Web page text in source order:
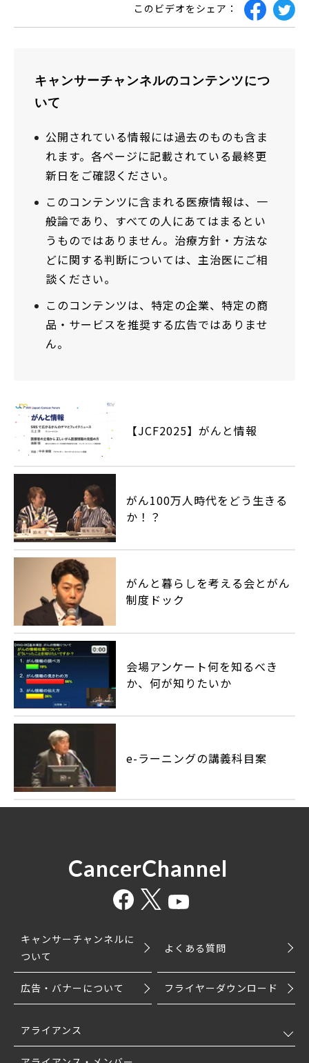
このビデオをシェア：
キャンサーチャンネルのコンテンツにつ
いて
公開されている情報には過去のものも含ま
れます。各ページに記載されている最終更
新日をご確認ください。
このコンテンツに含まれる医療情報は、一
般論であり、すべての人にあてはまるとい
うものではありません。治療方針・方法な
どに関する判断については、主治医にご相
談ください。
このコンテンツは、特定の企業、特定の商
品・サービスを推奨する広告ではありませ
ん。
【JCF2025】がんと情報
がん100万人時代をどう生きる
か！？
がんと暮らしを考える会とがん
制度ドック
会場アンケート何を知るべき
か、何が知りたいか
e-ラーニングの講義科目案
CancerChannel
キャンサーチャンネルに
ついて
よくある質問
広告・バナーについて フライヤーダウンロード
アライアンス